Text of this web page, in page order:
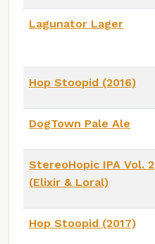
Lagunator Lager
Hop Stoopid (2016)
DogTown Pale Ale
StereoHopic IPA Vol. 2
(Elixir & Loral)
Hop Stoopid (2017)